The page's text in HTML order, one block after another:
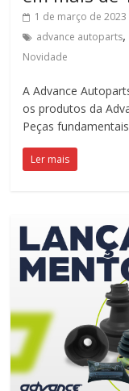
1 de março de 2023
advance autoparts,
Novidade
A Advance
os produtos da
Peças
Ler mais